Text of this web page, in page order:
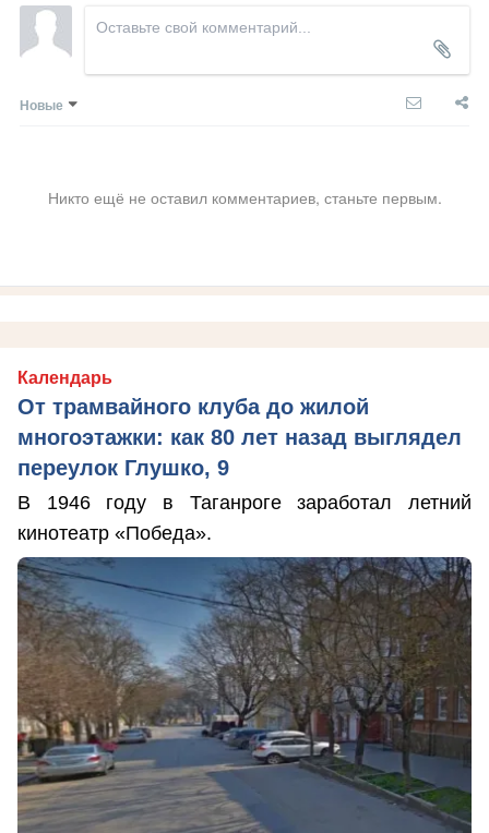
Новые
Никто ещё не оставил комментариев, станьте первым.
Календарь
От трамвайного клуба до жилой
многоэтажки: как 80 лет назад выглядел
переулок Глушко, 9
В 1946 году в Таганроге заработал летний
кинотеатр «Победа».